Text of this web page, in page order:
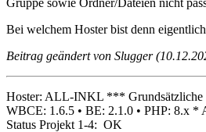
Bei welchem Hoster bist denn
Beitrag geändert von Slugger
Hoster: ALL-INKL ***
WBCE: 1.6.5 • BE: 2.1.0 • PHP: 8.x *
Status Projekt 1-4: OK